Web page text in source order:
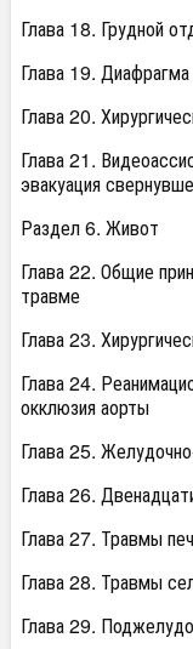
Глава 18. Грудной
Глава 19. Диафрагма
Глава 20.
Глава 21.
эвакуация
Раздел 6. Живот
Глава 22. Общие
травме
Глава 23.
Глава 24.
окклюзия аорты
Глава 25.
Глава 26.
Глава 27. Травмы
Глава 28. Травмы
Глава 29.